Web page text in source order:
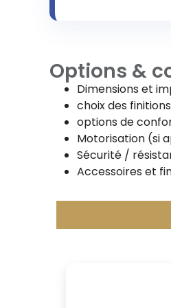
Options &
Dimensions et
choix des
options de
Motorisation (si
Sécurité /
Accessoires et